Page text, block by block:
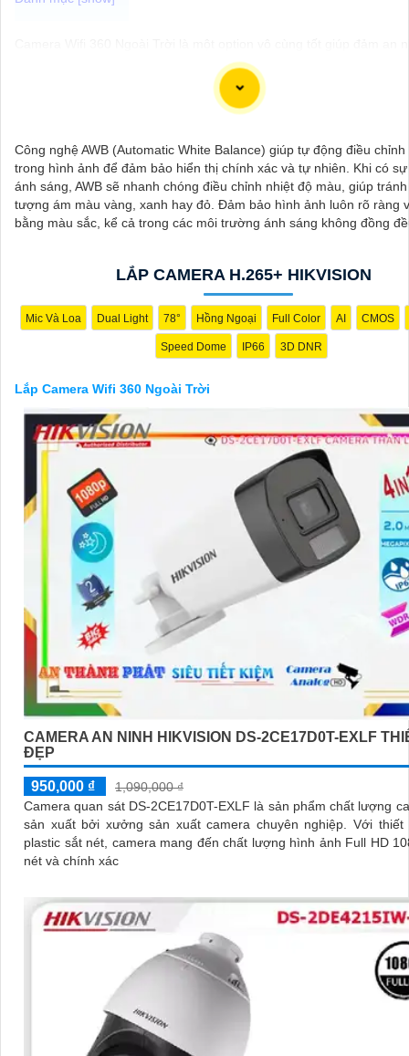
không gian của bạn một cách hiệu quả, đặc biệt là các khu vực
Camera với khả năng xoay 360 độ cho góc nhìn toàn cảnh giúp
mọi hoạt động xảy ra tại khu vực giám sát dễ dàng với các chi tiết
khung hình sẽ được thể hiện rõ ràng.
Camera được thiết kế chắc chắn, chống nước và chống bụi giúp
động ổn định trong mọi điều kiện thời tiết. ️Với camera wifi 360
có thể yên tâm mà không cần lo lắng về việc bị xâm nhập hoặc mất
sản.
Công nghệ AWB (Automatic White Balance) giúp tự động điều
trong hình ảnh để đảm bảo hiển thị chính xác và tự nhiên. Khi có
ánh sáng, AWB sẽ nhanh chóng điều chỉnh nhiệt độ màu, giúp
tượng ám màu vàng, xanh hay đỏ. Đảm bảo hình ảnh luôn rõ ràng
bằng màu sắc, kể cả trong các môi trường ánh sáng không đồng
LẮP CAMERA H.265+ HIKVISION
Mic Và Loa Dual Light 78° Hồng Ngoại Full Color AI CMOS
Speed Dome IP66 3D DNR
Lắp Camera Wifi 360 Ngoài Trời
CAMERA AN NINH HIKVISION DS-2CE17D0T-EXLF
ĐẸP
950,000 ₫
1,090,000 ₫
Camera quan sát DS-2CE17D0T-EXLF là sản phẩm chất lượng
sản xuất bởi xưởng sản xuất camera chuyên nghiệp. Với thiết kế thân
plastic sắt nét, camera mang đến chất lượng hình ảnh Full HD
nét và chính xác